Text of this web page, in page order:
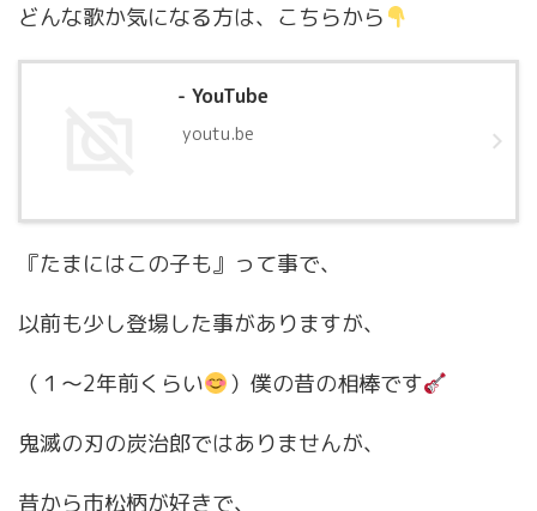
どんな歌か気になる方は、こちらから
- YouTube
youtu.be
『たまにはこの子も』って事で、
以前も少し登場した事がありますが、
（１〜2年前くらい
）僕の昔の相棒です
鬼滅の刃の炭治郎ではありませんが、
昔から市松柄が好きで、